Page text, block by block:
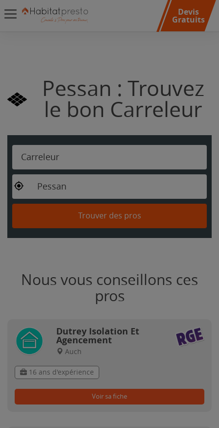
Devis
Gratuits
Pessan : Trouvez
le bon Carreleur
Carreleur
Pessan
Trouver des pros
Nous vous conseillons ces
pros
Dutrey Isolation Et
Agencement
Auch
16 ans d'expérience
Voir sa fiche